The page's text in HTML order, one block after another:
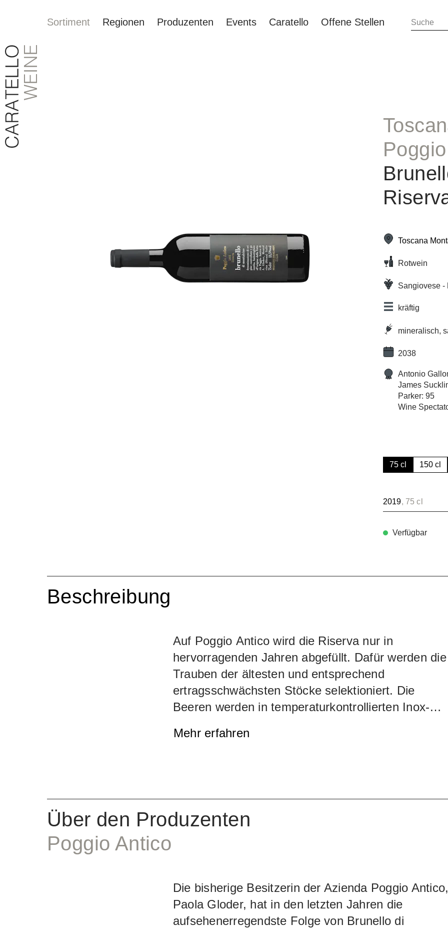
Sortiment Regionen Produzenten Events Caratello Offene Stellen
Bildergalerie überspringen Toscana
Rotwein
Sangiovese -
kräftig
mineralisch,
2038
Antonio
James
Parker: 95
Wine
75 cl 150 cl
2019, 75 cl
Verfügbar
Beschreibung
Auf Poggio Antico wird die Riserva nur in
hervorragenden Jahren abgefüllt. Dafür werden die
Trauben der ältesten und entsprechend
ertragsschwächsten Stöcke selektioniert. Die
Beeren werden in temperaturkontrollierten Inox-
gesamte Ausbau dauert 64 Monate, 42 davon im
Wein mit kraftvollem Tanningerüst, aber von einer
Mehr erfahren
Über den Produzenten
Poggio Antico
Die bisherige Besitzerin der Azienda Poggio Antico,
Paola Gloder, hat in den letzten Jahren die
aufsehenerregendste Folge von Brunello di